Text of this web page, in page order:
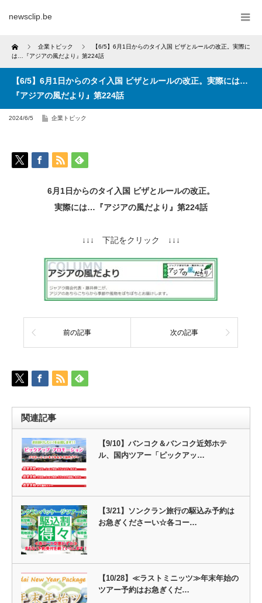
newsclip.be
Home 企業トピック
【6/5】6月1日からのタイ入国 ビザとルールの改正。実際に
は…『アジアの風だより』第224話
【6/5】6月1日からのタイ入国 ビザとルールの改正。実際には…
『アジアの風だより』第224話
2024/6/5 企業トピック
6月1日からのタイ入国 ビザとルールの改正。
実際には…『アジアの風だより』第224話
↓↓↓ 下記をクリック ↓↓↓
前の記事 次の記事
関連記事
【9/10】バンコク＆バンコク近郊ホテ
ル、国内ツアー「ピックアッ…
【3/21】ソンクラン旅行の駆込み予約は
お急ぎくださーい☆各コー…
【10/28】≪ラストミニッツ≫年末年始の
ツアー予約はお急ぎくだ…